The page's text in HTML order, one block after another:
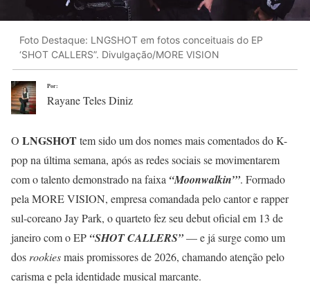
Foto Destaque: LNGSHOT em fotos conceituais do EP
‘SHOT CALLERS”. Divulgação/MORE VISION
Por:
Rayane Teles Diniz
O LNGSHOTtem sido um dos nomes mais comentados do K-
pop na última semana, após as redes sociais se movimentarem
com o talento demonstrado na faixa “Moonwalkin’”. Formado
pela MORE VISION, empresa comandada pelo cantor e rapper
sul-coreano Jay Park, o quarteto fez seu debut oficial em 13 de
janeiro com o EP “SHOT CALLERS”— e já surge como um
dos rookiesmais promissores de 2026, chamando atenção pelo
carisma e pela identidade musical marcante.